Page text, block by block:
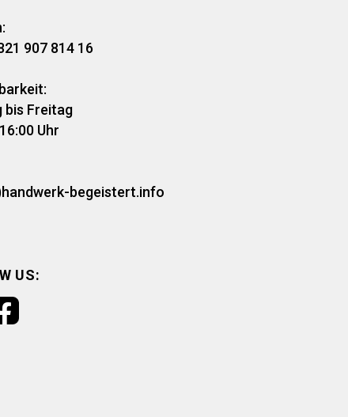
907 814 16
bis Freitag
Uhr
begeistert.info
US: